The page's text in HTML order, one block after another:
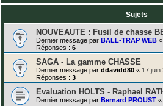
Sujets
NOUVEAUTE : Fusil de chasse
Dernier message par BALL-TRAP WEB «
Réponses : 6
SAGA - La gamme CHASSE
Dernier message par ddavidd80 « 17 juin
Réponses : 3
Evaluation HOLTS - Raphael
Dernier message par Bernard PROUST «